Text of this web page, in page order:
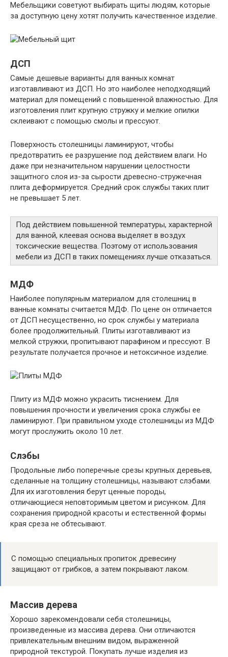
Мебельщики советуют выбирать щиты людям, которые
за доступную цену хотят получить качественное изделие.
ДСП
Самые дешевые варианты для ванных комнат
изготавливают из ДСП. Но это наиболее неподходящий
материал для помещений с повышенной влажностью. Для
изготовления плит крупную стружку и мелкие опилки
склеивают с помощью смолы и прессуют.
Поверхность столешницы ламинируют, чтобы
предотвратить ее разрушение под действием влаги. Но
даже при незначительном нарушении целостности
защитного слоя из-за сырости древесно-стружечная
плита деформируется. Средний срок службы таких плит
не превышает 5 лет.
Под действием повышенной температуры, характерной
для ванной, клеевая основа выделяет в воздух
токсические вещества. Поэтому от использования
мебели из ДСП в таких помещениях лучше отказаться.
МДФ
Наиболее популярным материалом для столешниц в
ванные комнаты считается МДФ. По цене он отличается
от ДСП несущественно, но срок службы у материала
более продолжительный. Плиты изготавливают из
мелкой стружки, пропитывают парафином и прессуют. В
результате получается прочное и нетоксичное изделие.
Плиту из МДФ можно украсить тиснением. Для
повышения прочности и увеличения срока службы ее
ламинируют. При правильном уходе столешницы из МДФ
могут прослужить около 10 лет.
Слэбы
Продольные либо поперечные срезы крупных деревьев,
сделанные на толщину столешницы, называют слэбами.
Для их изготовления берут ценные породы,
отличающиеся неповторимым цветом и рисунком. Для
сохранения природной красоты и естественной формы
края среза не обтесывают.
С помощью специальных пропиток древесину
защищают от грибков, а затем покрывают лаком.
Массив дерева
Хорошо зарекомендовали себя столешницы,
произведенные из массива дерева. Они отличаются
привлекательным внешним видом, выраженной
природной текстурой. Покупать лучше изделия из